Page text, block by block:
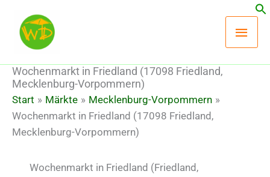
Inhalt
springen
Wochenmarkt in Friedland (17098 Friedland,
Mecklenburg-Vorpommern)
Start Märkte
Mecklenburg-Vorpommern
Wochenmarkt in Friedland (17098 Friedland,
Mecklenburg-Vorpommern)
Wochenmarkt in Friedland (Friedland,